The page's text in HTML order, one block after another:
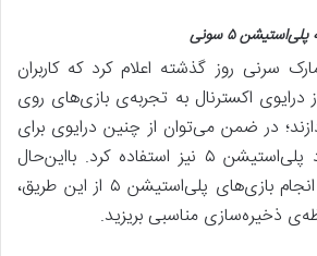
پلی‌استیشن۵سونی
سرنی روز گذشته اعلام کرد که کاربران
درایوی اکسترنال به تجربه‌ی بازی‌های روی
در ضمن می‌توان از چنین درایوی برای
ذخیره‌ی بازی‌های خود پلی‌استیشن ۵ نیز استفاده کرد. بااین‌حال
همچون کنسول ، برای انجام بازی‌های پلی‌استیشن ۵ از این طریق،
ذخیره‌سازی مناسبی بریزید.